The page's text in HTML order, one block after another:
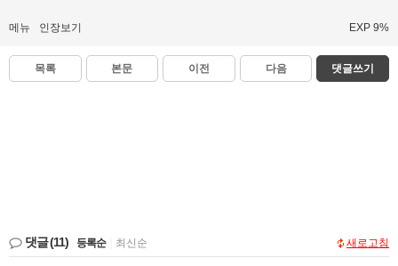
메뉴 인장보기 EXP 9%
목록 본문 이전 다음 댓글쓰기
댓글(11) 등록순 최신순 새로고침